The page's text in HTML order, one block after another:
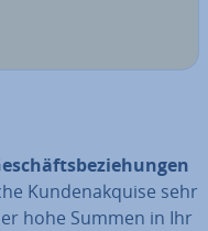
Kun­den­ak­qui­se sehr
hohe Summen in Ihr